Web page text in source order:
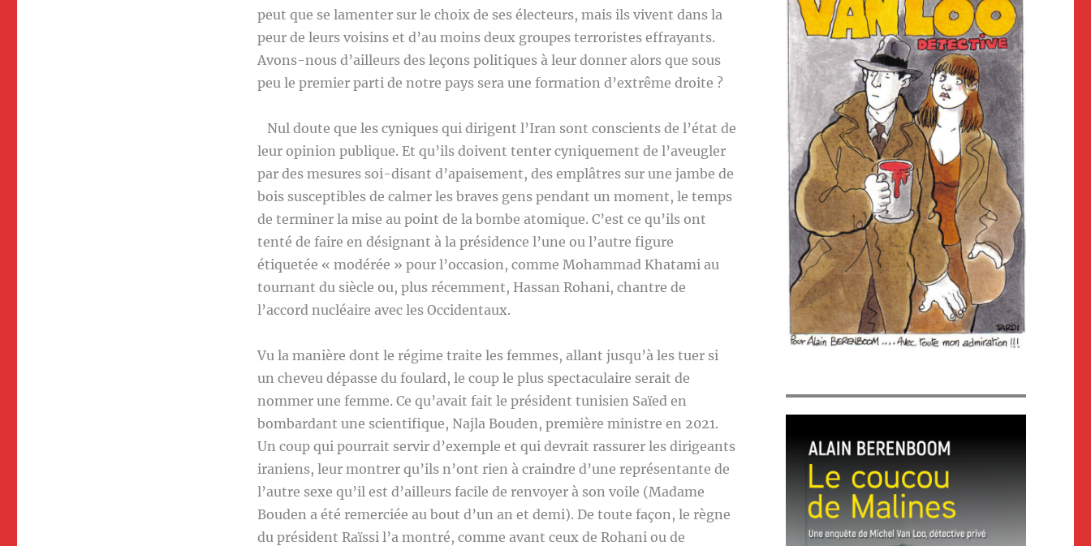
peut que se lamenter sur le choix de ses électeurs, mais ils vivent dans la
peur de leurs voisins et d’au moins deux groupes terroristes effrayants.
Avons-nous d’ailleurs des leçons politiques à leur donner alors que sous
peu le premier parti de notre pays sera une formation d’extrême droite ?
Nul doute que les cyniques qui dirigent l’Iran sont conscients de l’état de
leur opinion publique. Et qu’ils doivent tenter cyniquement de l’aveugler
par des mesures soi-disant d’apaisement, des emplâtres sur une jambe de
bois susceptibles de calmer les braves gens pendant un moment, le temps
de terminer la mise au point de la bombe atomique. C’est ce qu’ils ont
tenté de faire en désignant à la présidence l’une ou l’autre figure
étiquetée « modérée » pour l’occasion, comme Mohammad Khatami au
tournant du siècle ou, plus récemment, Hassan Rohani, chantre de
l’accord nucléaire avec les Occidentaux.
Vu la manière dont le régime traite les femmes, allant jusqu’à les tuer si
un cheveu dépasse du foulard, le coup le plus spectaculaire serait de
nommer une femme. Ce qu’avait fait le président tunisien Saïed en
bombardant une scientifique, Najla Bouden, première ministre en 2021.
Un coup qui pourrait servir d’exemple et qui devrait rassurer les dirigeants
iraniens, leur montrer qu’ils n’ont rien à craindre d’une représentante de
l’autre sexe qu’il est d’ailleurs facile de renvoyer à son voile (Madame
Bouden a été remerciée au bout d’un an et demi). De toute façon, le règne
du président Raïssi l’a montré, comme avant ceux de Rohani ou de